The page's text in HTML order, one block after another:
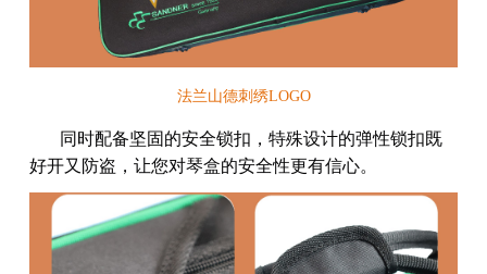
法兰山德刺绣LOGO
同时配备坚固的安全锁扣，特殊设计的弹性锁扣既
好开又防盗，让您对琴盒的安全性更有信心。